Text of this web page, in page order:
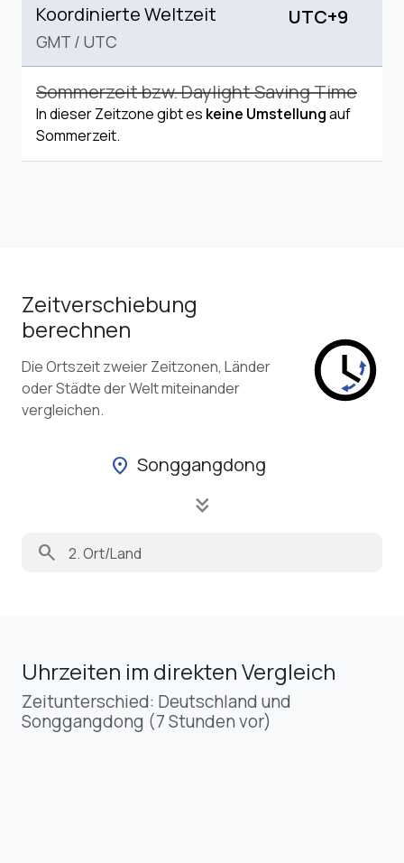
Koordinierte Weltzeit
GMT / UTC
UTC+9
Sommerzeit bzw. Daylight Saving Time
In dieser Zeitzone gibt es keine Umstellungauf
Sommerzeit.
Zeitverschiebung
berechnen
Die Ortszeit zweier Zeitzonen, Länder
oder Städte der Welt miteinander
vergleichen.
location_on Songgangdong
keyboard_double_arrow_down
search
Uhrzeiten im direkten Vergleich
Zeitunterschied: Deutschland und
Songgangdong (7 Stunden vor)